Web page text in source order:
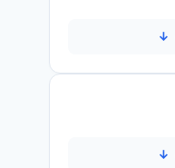
↓
↓